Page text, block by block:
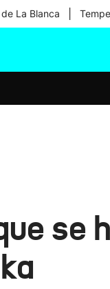
La Blanca
se